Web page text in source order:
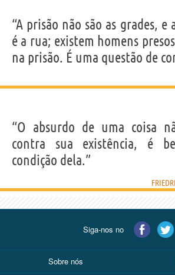
“A prisão não são as grades, e
é a rua; existem homens
na prisão. É uma questão de
“O absurdo de uma coisa
contra sua existência, é
condição dela.”
Siga-nos no
Sobre nós